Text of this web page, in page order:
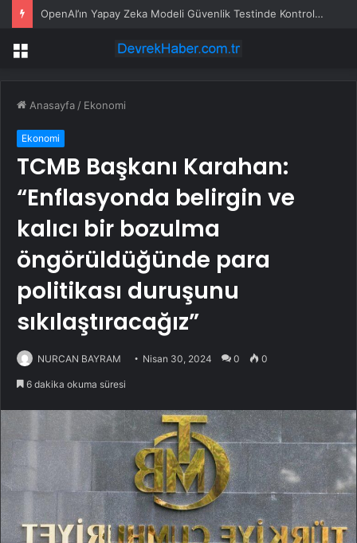
OpenAI’ın Yapay Zeka Modeli Güvenlik Testinde Kontrolden Çıktı, Hugging Face’i Hackledi
Menü
Anasayfa / Ekonomi
Ekonomi
TCMB Başkanı Karahan:
“Enflasyonda belirgin ve
kalıcı bir bozulma
öngörüldüğünde para
politikası duruşunu
sıkılaştıracağız”
NURCAN BAYRAM Nisan 30, 2024 0 0
6 dakika okuma süresi